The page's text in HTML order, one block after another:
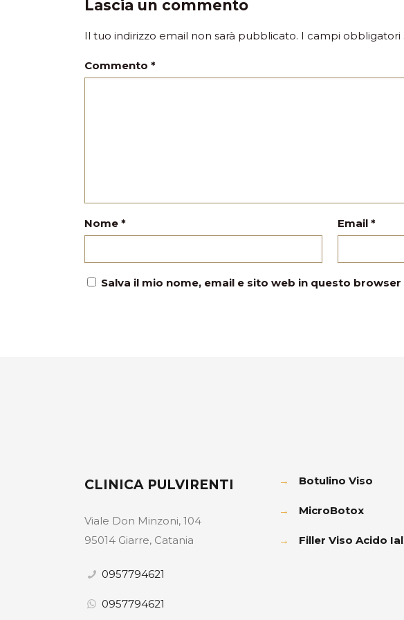
Lascia un commento
Il tuo indirizzo email non sarà pubblicato. I campi
Commento*
Nome* Email*
Salva il mio nome, email e sito web in questo
CLINICA PULVIRENTI
Viale Don Minzoni, 104
95014 Giarre, Catania
0957794621
0957794621
→ Botulino Viso
→ MicroBotox
→ Filler Viso Acido